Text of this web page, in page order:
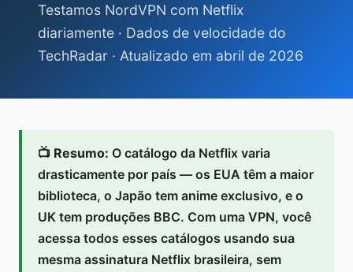
Testamos NordVPN com Netflix
diariamente · Dados de velocidade do
TechRadar · Atualizado em abril de 2026
📺 Resumo: O catálogo da Netflix varia
drasticamente por país — os EUA têm a maior
biblioteca, o Japão tem anime exclusivo, e o
UK tem produções BBC. Com uma VPN, você
acessa todos esses catálogos usando sua
mesma assinatura Netflix brasileira, sem